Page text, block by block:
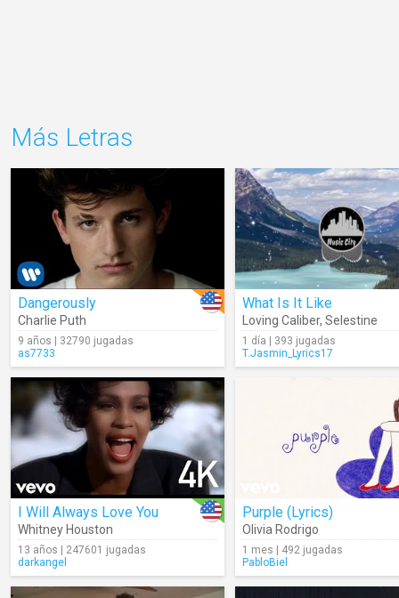
Más Letras
Dangerously
Charlie Puth
9 años | 32790 jugadas
as7733
What Is It Like
Loving Caliber, Selestine
1 día | 393 jugadas
T.Jasmin_Lyrics17
I Will Always Love You
Whitney Houston
13 años | 247601 jugadas
darkangel
Purple (Lyrics)
Olivia Rodrigo
1 mes | 492 jugadas
PabloBiel